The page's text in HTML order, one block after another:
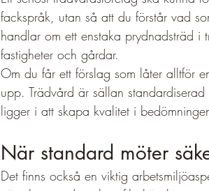
fackspråk, utan så att du förstår vad
handlar om ett enstaka prydnadsträd i
fastigheter och gårdar.
Om du får ett förslag som låter alltför
upp. Trädvård är sällan
ligger i att skapa kvalitet i
När standard möter
Det finns också en viktig